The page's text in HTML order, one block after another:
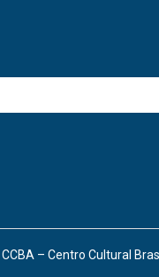
– Centro Cultural